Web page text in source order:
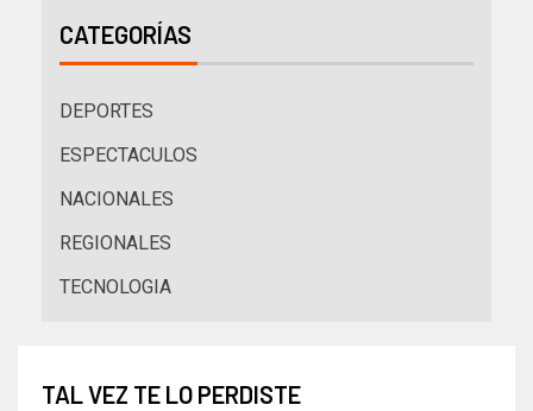
CATEGORÍAS
DEPORTES
ESPECTACULOS
NACIONALES
REGIONALES
TECNOLOGIA
TAL VEZ TE LO PERDISTE